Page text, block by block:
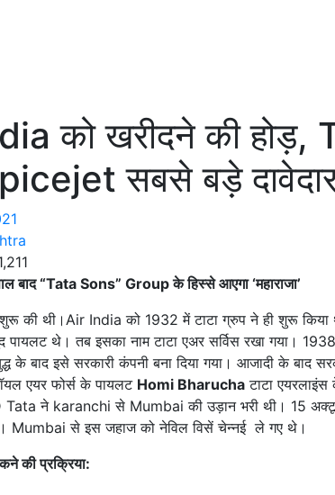
को खरीदने की
सबसे बड़े
बाद “Tata Sons” Group के हिस्से आएगा ‘महाराजा’
की थी।Air India को 1932 में टाटा ग्रुप ने ही शुरू
थे। तब इसका नाम टाटा एअर सर्विस रखा गया।
के बाद इसे सरकारी कंपनी बना दिया गया। आजादी के बाद
एयर फोर्स के पायलट Homi Bharucha टाटा
Tata ने karanchi से Mumbai की उड़ान भरी थी। 15
Mumbai से इस जहाज को नेविल विसें चेन्नई ले गए थे।
की प्रक्रिया: